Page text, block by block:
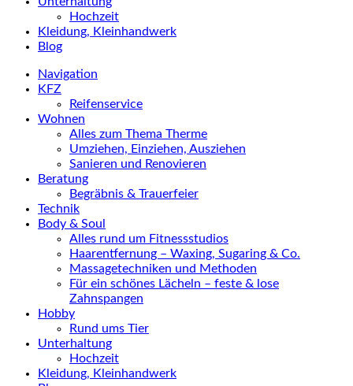
Hochzeit
Kleidung, Kleinhandwerk
Blog
Navigation
KFZ
Reifenservice
Wohnen
Alles zum Thema Therme
Umziehen, Einziehen, Ausziehen
Sanieren und Renovieren
Beratung
Begräbnis & Trauerfeier
Technik
Body & Soul
Alles rund um Fitnessstudios
Haarentfernung – Waxing, Sugaring & Co.
Massagetechniken und Methoden
Für ein schönes Lächeln – feste & lose
Zahnspangen
Hobby
Rund ums Tier
Unterhaltung
Hochzeit
Kleidung, Kleinhandwerk